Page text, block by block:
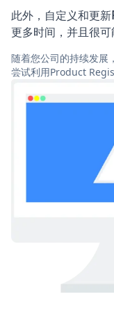
此外，自定义和更
更多时间，并且很可
随着您公司的持续发展
尝试利用Product